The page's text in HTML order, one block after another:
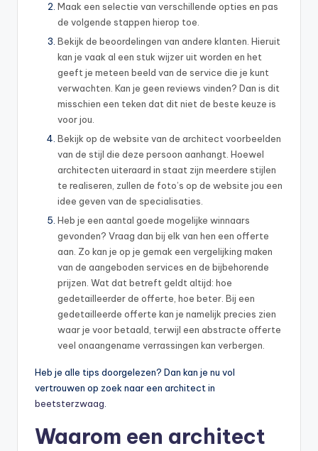
Maak een selectie van verschillende opties en pas
de volgende stappen hierop toe.
Bekijk de beoordelingen van andere klanten. Hieruit
kan je vaak al een stuk wijzer uit worden en het
geeft je meteen beeld van de service die je kunt
verwachten. Kan je geen reviews vinden? Dan is dit
misschien een teken dat dit niet de beste keuze is
voor jou.
Bekijk op de website van de architect voorbeelden
van de stijl die deze persoon aanhangt. Hoewel
architecten uiteraard in staat zijn meerdere stijlen
te realiseren, zullen de foto’s op de website jou een
idee geven van de specialisaties.
Heb je een aantal goede mogelijke winnaars
gevonden? Vraag dan bij elk van hen een offerte
aan. Zo kan je op je gemak een vergelijking maken
van de aangeboden services en de bijbehorende
prijzen. Wat dat betreft geldt altijd: hoe
gedetailleerder de offerte, hoe beter. Bij een
gedetailleerde offerte kan je namelijk precies zien
waar je voor betaald, terwijl een abstracte offerte
veel onaangename verrassingen kan verbergen.
Heb je alle tips doorgelezen? Dan kan je nu vol
vertrouwen op zoek naar een architect in
beetsterzwaag.
Waarom een architect